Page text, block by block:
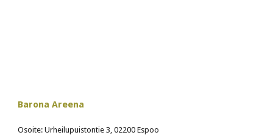
Barona Areena
Osoite: Urheilupuistontie 3, 02200 Espoo